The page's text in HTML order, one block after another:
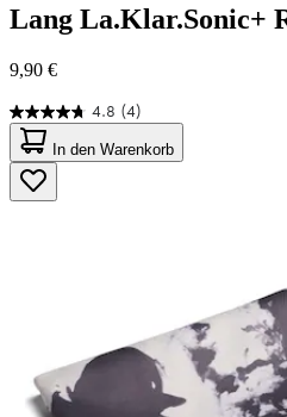
Lang La.Klar.Sonic+
9,90 €
4.8 (4)
4.8
von
5
Sternen.
4
In den Warenkorb